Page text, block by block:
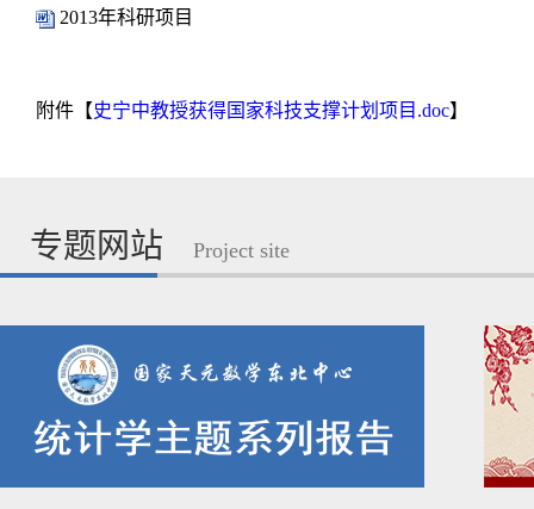
2013年科研项目
附件【史宁中教授获得国家科技支撑计划项目.doc】
专题网站 Project site